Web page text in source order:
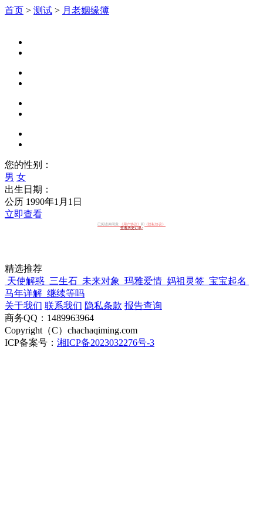
首页 > 测试 > 月老姻缘簿
您的性别：
男 女
出生日期：
公历 1990年1月1日
立即查看
已阅读并同意 《用户协议》
《隐私协议》
查看历史订单>
精选推荐
天使解惑 三生石 未来对象 玛雅爱情 妈祖灵签 宝宝起名
马年详解 继续等吗
关于我们 联系我们 隐私条款 报告查询
商务QQ：1489963964
Copyright（C）chachaqiming.com
ICP备案号： 湘ICP备2023032276号-3